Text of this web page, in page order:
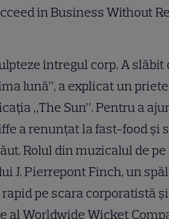
in Business Without
întregul corp. A slăbit
lună”, a explicat un
„The Sun”. Pentru a
a renunţat la fast-food şi
Rolul din muzicalul de pe
J. Pierrepont Finch, un
pe scara corporatistă şi
al Worldwide Wicket